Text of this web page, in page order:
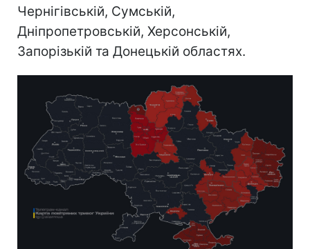
Чернігівській, Сумській,
Дніпропетровській, Херсонській,
Запорізькій та Донецькій областях.